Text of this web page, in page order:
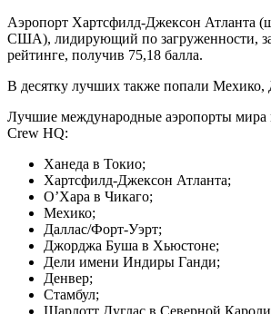
Аэропорт Хартсфилд-Джексон Атланта
США), лидирующий по загруженности,
рейтинге, получив 75,18 балла.
В десятку лучших также попали Мехико,
Лучшие международные аэропорты мира
Crew HQ:
Ханеда в Токио;
Хартсфилд-Джексон Атланта;
О’Хара в Чикаго;
Мехико;
Даллас/Форт-Уэрт;
Джорджа Буша в Хьюстоне;
Дели имени Индиры Ганди;
Денвер;
Стамбул;
Шарлотт Дуглас в Северной